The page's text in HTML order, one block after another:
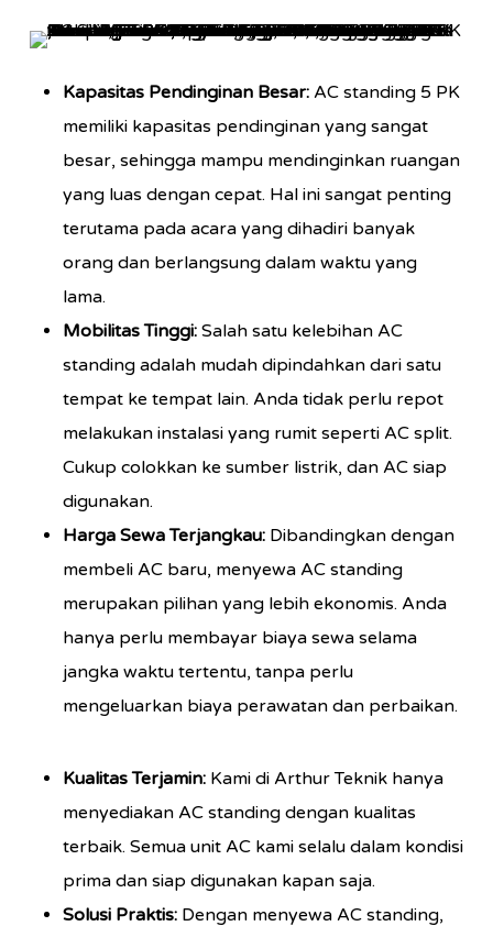
Kapasitas Pendinginan Besar:AC standing 5 PK
memiliki kapasitas pendinginan yang sangat
besar, sehingga mampu mendinginkan ruangan
yang luas dengan cepat. Hal ini sangat penting
terutama pada acara yang dihadiri banyak
orang dan berlangsung dalam waktu yang
lama.
Mobilitas Tinggi:Salah satu kelebihan AC
standing adalah mudah dipindahkan dari satu
tempat ke tempat lain. Anda tidak perlu repot
melakukan instalasi yang rumit seperti AC split.
Cukup colokkan ke sumber listrik, dan AC siap
digunakan.
Harga Sewa Terjangkau:Dibandingkan dengan
membeli AC baru, menyewa AC standing
merupakan pilihan yang lebih ekonomis. Anda
hanya perlu membayar biaya sewa selama
jangka waktu tertentu, tanpa perlu
mengeluarkan biaya perawatan dan perbaikan.
Kualitas Terjamin:Kami di Arthur Teknik hanya
menyediakan AC standing dengan kualitas
terbaik. Semua unit AC kami selalu dalam kondisi
prima dan siap digunakan kapan saja.
Solusi Praktis:Dengan menyewa AC standing,